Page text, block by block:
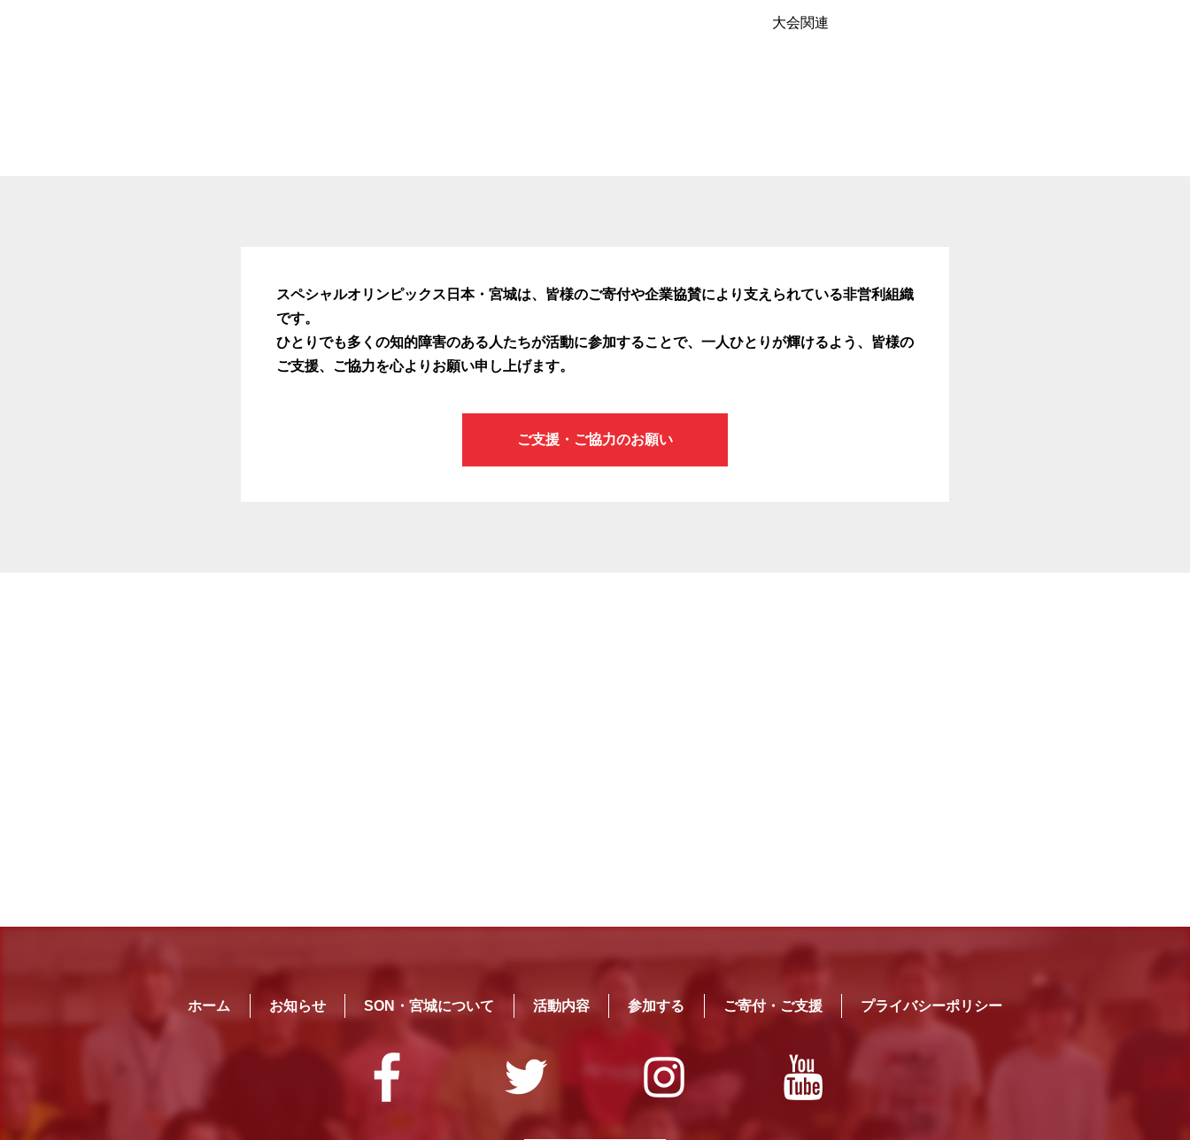
大会関連
スペシャルオリンピックス日本・宮城は、皆様のご寄付や企業協賛により支えられている非営利組織
です。
ひとりでも多くの知的障害のある人たちが活動に参加することで、一人ひとりが輝けるよう、皆様の
ご支援、ご協力を心よりお願い申し上げます。
ご支援・ご協力のお願い
ホーム お知らせ SON・宮城について 活動内容 参加する ご寄付・ご支援 プライバシーポリシー